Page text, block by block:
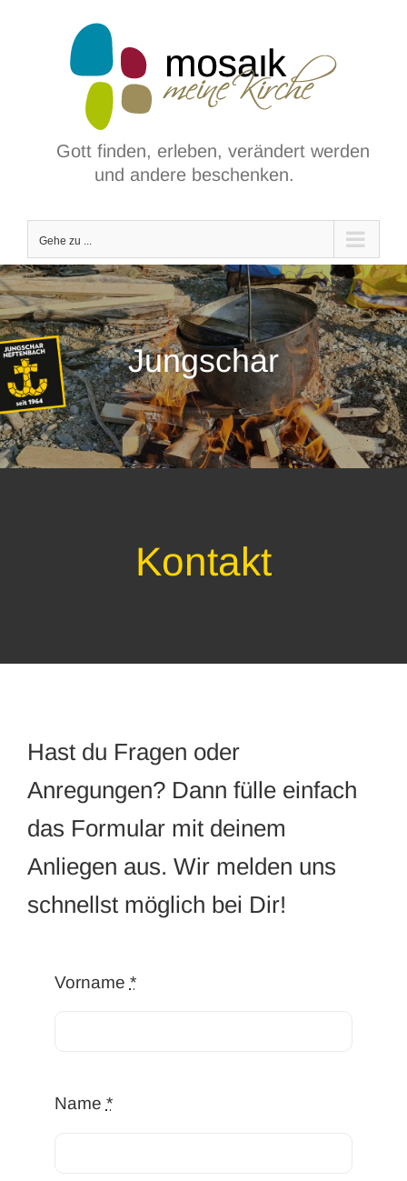
Gott finden, erleben, verändert werden
und andere beschenken.
Gehe zu ...
Jungschar
Kontakt
Hast du Fragen oder
Anregungen? Dann fülle einfach
das Formular mit deinem
Anliegen aus. Wir melden uns
schnellst möglich bei Dir!
Vorname *
Name *